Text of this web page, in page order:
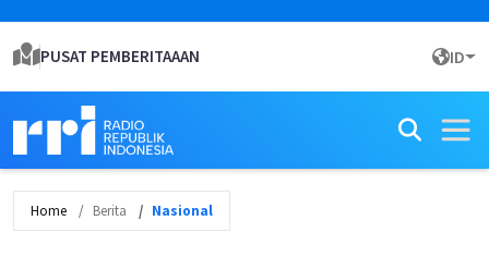
PUSAT PEMBERITAAAN ID
Home Berita Nasional